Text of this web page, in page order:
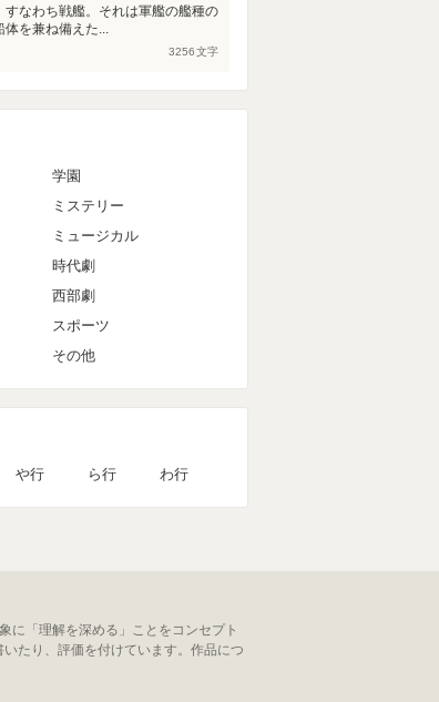
なわち戦艦。それは軍艦の艦種の
体を兼ね備えた...
3256文字
学園
ミステリー
ミュージカル
時代劇
西部劇
スポーツ
その他
や行 ら行 わ行
に「理解を深める」ことをコンセプト
たり、評価を付けています。作品につ